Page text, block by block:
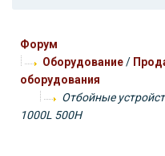
Форум
Оборудование/
оборудования
Отбойные
1000L 500Н